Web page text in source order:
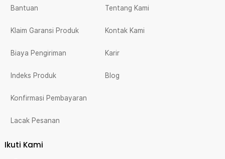
Bantuan
Klaim Garansi Produk
Biaya Pengiriman
Indeks Produk
Konfirmasi Pembayaran
Lacak Pesanan
Tentang Kami
Kontak Kami
Karir
Blog
Ikuti Kami